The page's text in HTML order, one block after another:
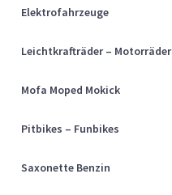
Elektrofahrzeuge
Leichtkrafträder – Motorräder
Mofa Moped Mokick
Pitbikes – Funbikes
Saxonette Benzin